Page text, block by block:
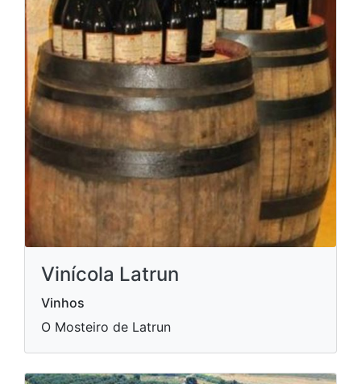
Vinícola Latrun
Vinhos
O Mosteiro de Latrun